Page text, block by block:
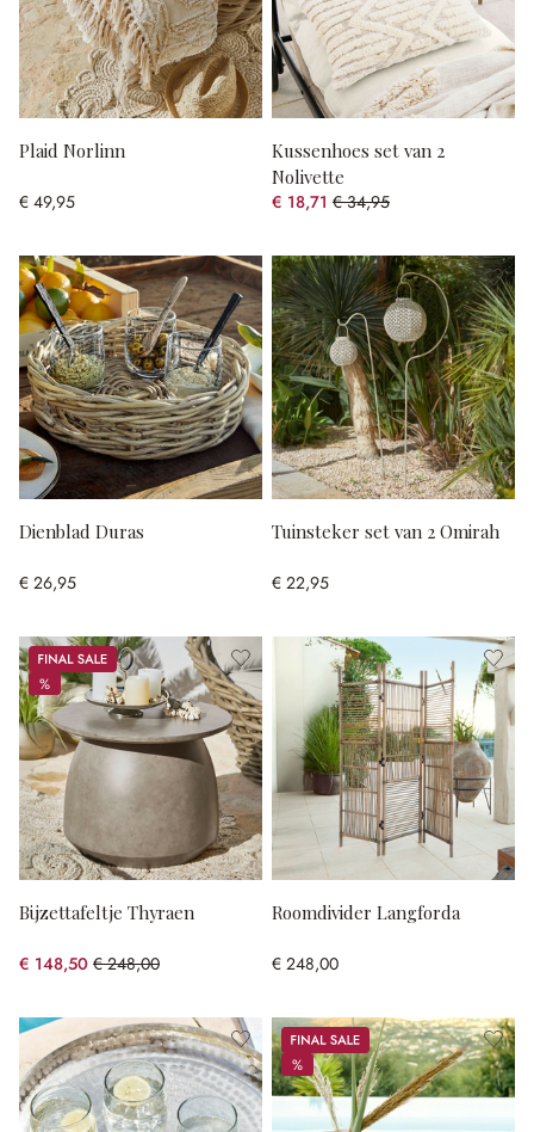
Plaid Norlinn
€ 49,95
Kussenhoes set van 2
Nolivette
€ 18,71 € 34,95
(46.47% gespart)
Dienblad Duras
€ 26,95
Tuinsteker set van 2 Omirah
€ 22,95
Sale
%
%
Bijzettafeltje Thyraen
€ 148,50 € 248,00
(40.12% gespart)
Roomdivider Langforda
€ 248,00
Sale
%
%